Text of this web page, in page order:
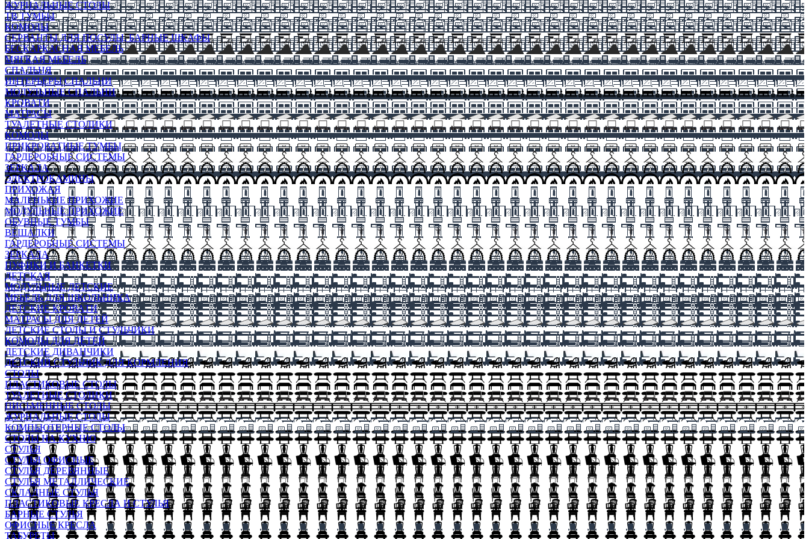
ЖУРНАЛЬНЫЕ СТОЛЫ
ТВ ТУМБЫ
КОМОДЫ
СЕРВАНТЫ ДЛЯ ПОСУДЫ, БАРНЫЕ ШКАФЫ
БЕСКАРКАСНАЯ МЕБЕЛЬ
МЯГКАЯ МЕБЕЛЬ
СПАЛЬНЯ
ИНТЕРЬЕРЫ СПАЛЬНИ
МОДУЛЬНЫЕ СПАЛЬНИ
КРОВАТИ
МАТРАСЫ
ТУАЛЕТНЫЕ СТОЛИКИ
КОМОДЫ
ПРИКРОВАТНЫЕ ТУМБЫ
ГАРДЕРОБНЫЕ СИСТЕМЫ
ЗЕРКАЛА
ЭЛЕКТРОКАМИНЫ
ПРИХОЖАЯ
МАЛЕНЬКИЕ ПРИХОЖИЕ
МОДУЛЬНЫЕ ПРИХОЖИЕ
ОБУВНЫЕ ТУМБЫ
ВЕШАЛКИ
ГАРДЕРОБНЫЕ СИСТЕМЫ
ЗЕРКАЛА
ПУФИКИ И БАНКЕТКИ
ДЕТСКАЯ
МОДУЛЬНЫЕ ДЕТСКИЕ
МЕБЕЛЬ ДЛЯ ШКОЛЬНИКА
ДЕТСКИЕ КРОВАТИ
МАТРАСЫ ДЛЯ ДЕТЕЙ
ДЕТСКИЕ СТОЛЫ И СТУЛЬЧИКИ
КОМОДЫ ДЛЯ ДЕТЕЙ
ДЕТСКИЕ ДИВАНЧИКИ
ДЕТСКИЙ СТУЛЬЧИК ДЛЯ КОРМЛЕНИЯ
СТОЛЫ
ПЛАСТИКОВЫЕ СТОЛЫ
ТУАЛЕТНЫЕ СТОЛИКИ
ПИСЬМЕННЫЕ СТОЛЫ
ЖУРНАЛЬНЫЕ СТОЛЫ
КОМПЬЮТЕРНЫЕ СТОЛЫ
СТОЛЫ НА КУХНЮ
СТУЛЬЯ
СТУЛЬЯ ОФИСНЫЕ
СТУЛЬЯ ДЕРЕВЯННЫЕ
СТУЛЬЯ МЕТАЛЛИЧЕСКИЕ
СКЛАДНЫЕ СТУЛЬЯ
ПЛАСТИКОВЫЕ КРЕСЛА И СТУЛЬЯ
БАРНЫЕ СТУЛЬЯ
ОФИСНЫЕ КРЕСЛА
ТАБУРЕТЫ